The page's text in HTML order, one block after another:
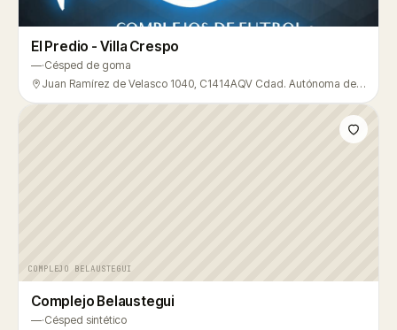
El Predio - Villa Crespo
—·Césped de goma
Juan Ramírez de Velasco 1040, C1414AQV Cdad. Autónoma de Buenos Aires, Argentina, Villa Crespo
COMPLEJO BELAUSTEGUI
Complejo Belaustegui
—·Césped sintético